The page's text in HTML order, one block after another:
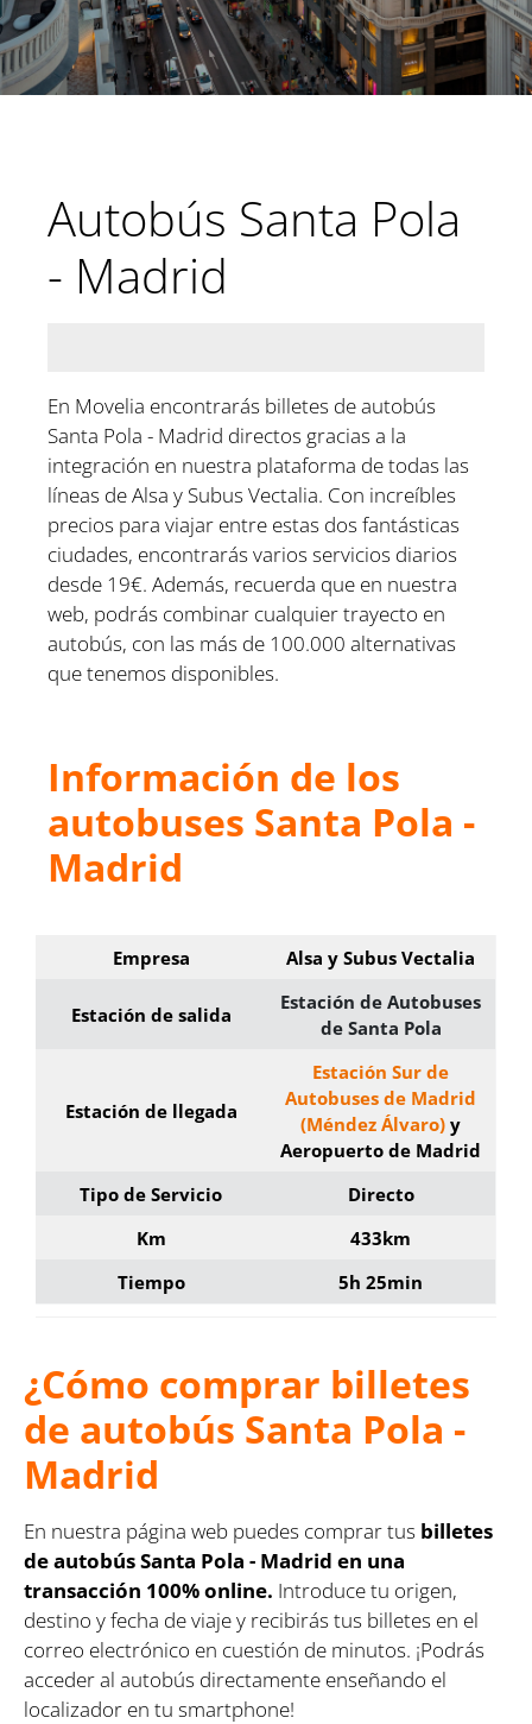
Autobús Santa Pola
- Madrid
En Movelia encontrarás billetes de autobús
Santa Pola - Madrid directos gracias a la
integración en nuestra plataforma de todas las
líneas de Alsa y Subus Vectalia. Con increíbles
precios para viajar entre estas dos fantásticas
ciudades, encontrarás varios servicios diarios
desde 19€. Además, recuerda que en nuestra
web, podrás combinar cualquier trayecto en
autobús, con las más de 100.000 alternativas
que tenemos disponibles.
Información de los
autobuses Santa Pola -
Madrid
Empresa Alsa y Subus Vectalia
Estación de salida
Estación de Autobuses
de Santa Pola
Estación de llegada
Estación Sur de
Autobuses de Madrid
(Méndez Álvaro) y
Aeropuerto de Madrid
Tipo de Servicio
Directo
Km
433km
Tiempo
5h 25min
¿Cómo comprar billetes
de autobús Santa Pola -
Madrid
En nuestra página web puedes comprar tus billetes
de autobús Santa Pola - Madrid en una
transacción 100% online. Introduce tu origen,
destino y fecha de viaje y recibirás tus billetes en el
correo electrónico en cuestión de minutos. ¡Podrás
acceder al autobús directamente enseñando el
localizador en tu smartphone!